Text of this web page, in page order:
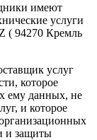
имеют
услуги
( 94270 Кремль
услуг
которое
ему данных, не
и которое
и защиты